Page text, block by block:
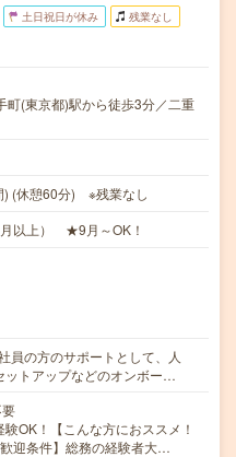
土日祝日が休み 残業なし
町(東京都)駅から徒歩3分／二重
) (休憩60分) ※残業なし
以上） ★9月～OK！
員の方のサポートとして、人
ットアップなどのオンボー…
OK！【こんな方におススメ！
迎条件】総務の経験者大…